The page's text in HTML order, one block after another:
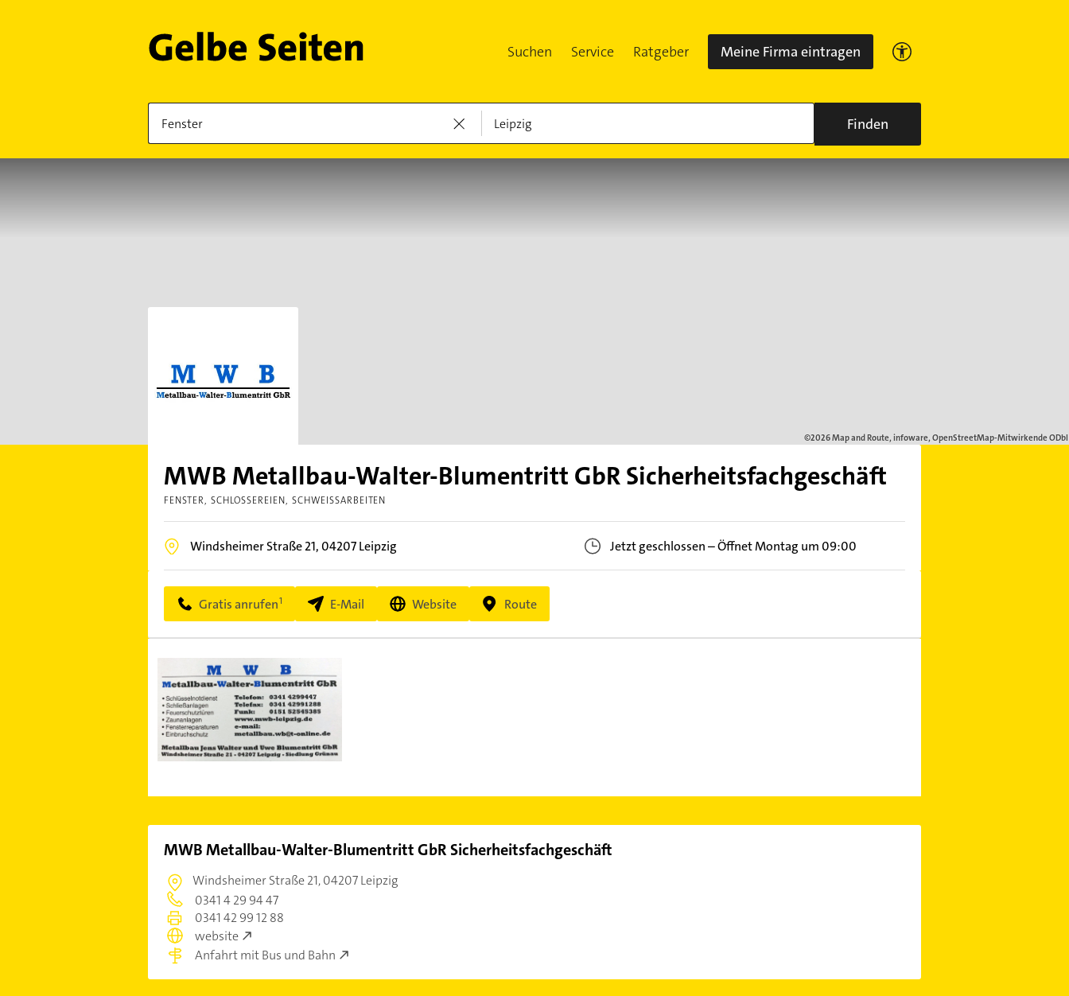
Suchen Service Ratgeber Meine Firma eintragen
Finden
MWB Metallbau-Walter-Blumentritt GbR Sicherheitsfachgeschäft
FENSTER SCHLOSSEREIEN SCHWEISSARBEITEN
Windsheimer Straße 21,04207Leipzig Jetzt geschlossen–Öffnet Montag um 09:00
Gratis anrufen E-Mail Website Route
MWB Metallbau-Walter-Blumentritt GbR Sicherheitsfachgeschäft
Windsheimer Straße 21,04207 Leipzig
0341 4 29 94 47
0341 42 99 12 88
website
Anfahrt mit Bus und Bahn